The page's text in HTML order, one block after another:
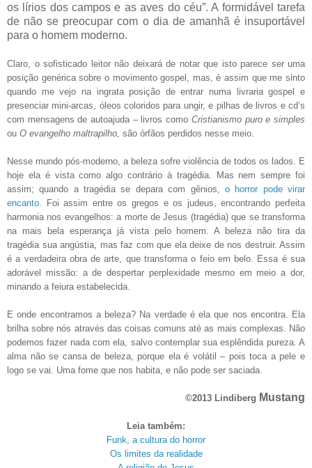
os lírios dos campos e as aves do céu”. A formidável tarefa
de não se preocupar com o dia de amanhã é insuportável
para o homem moderno.
Claro, o sofisticado leitor não deixará de notar que isto parece ser uma
posição genérica sobre o movimento gospel, mas, é assim que me sinto
quando me vejo na ingrata posição de entrar numa livraria gospel e
presenciar mini-arcas, óleos coloridos para ungir, e pilhas de livros e cd’s
com mensagens de autoajuda – livros como Cristianismo puro e simples
ou O evangelho maltrapilho, são órfãos perdidos nesse meio.
Nesse mundo pós-moderno, a beleza sofre violência de todos os lados. E
hoje ela é vista como algo contrário à tragédia. Mas nem sempre foi
assim; quando a tragédia se depara com gênios, o horror pode virar
encanto . Foi assim entre os gregos e os judeus, encontrando perfeita
harmonia nos evangelhos: a morte de Jesus (tragédia) que se transforma
na mais bela esperança já vista pelo homem.A beleza não tira da
tragédia sua angústia, mas faz com que ela deixe de nos destruir. Assim
é a verdadeira obra de arte, que transforma o feio em belo. Essa é sua
adorável missão: a de despertar perplexidade mesmo em meio a dor,
minando a feiura estabelecida.
E onde encontramos a beleza? Na verdade é ela que nos encontra. Ela
brilha sobre nós através das coisas comuns até as mais complexas. Não
podemos fazer nada com ela, salvo contemplar sua esplêndida pureza. A
alma não se cansa de beleza, porque ela é volátil – pois toca a pele e
logo se vai. Uma fome que nos habita, e não pode ser saciada.
©2013 Lindiberg Mustang
Leia também:
Funk, a cultura do horror
Os limites da realidade